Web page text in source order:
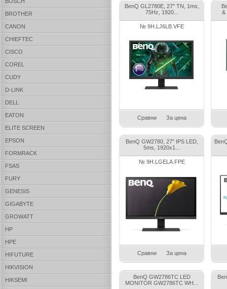
BROTHER
CANON
CHIEFTEC
CISCO
COREL
CUDY
D-LINK
DELL
EATON
ELITE SCREEN
EPSON
FORMRACK
FSAS
FURY
GENESIS
GIGABYTE
GROWATT
HP
HPE
HIFUTURE
HIKVISION
HIKSEMI
BenQ GL2780E, 27" TN, 1ms,
75Hz, 1920...
№ 9H.LJ6LB.VFE
Сравни За цена
&
BenQ GW2780, 27" IPS LED,
5ms, 1920x1...
№ 9H.LGELA.FPE
Сравни За цена
BenQ GW2786TC LED
MONITOR GW2786TC WH...